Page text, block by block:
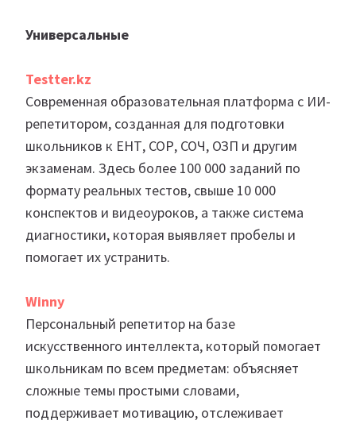
Универсальные
Testter.kz
Современная образовательная платформа с ИИ-
репетитором, созданная для подготовки
школьников к ЕНТ, СОР, СОЧ, ОЗП и другим
экзаменам. Здесь более 100 000 заданий по
формату реальных тестов, свыше 10 000
конспектов и видеоуроков, а также система
диагностики, которая выявляет пробелы и
помогает их устранить.
Winny
Персональный репетитор на базе
искусственного интеллекта, который помогает
школьникам по всем предметам: объясняет
сложные темы простыми словами,
поддерживает мотивацию, отслеживает